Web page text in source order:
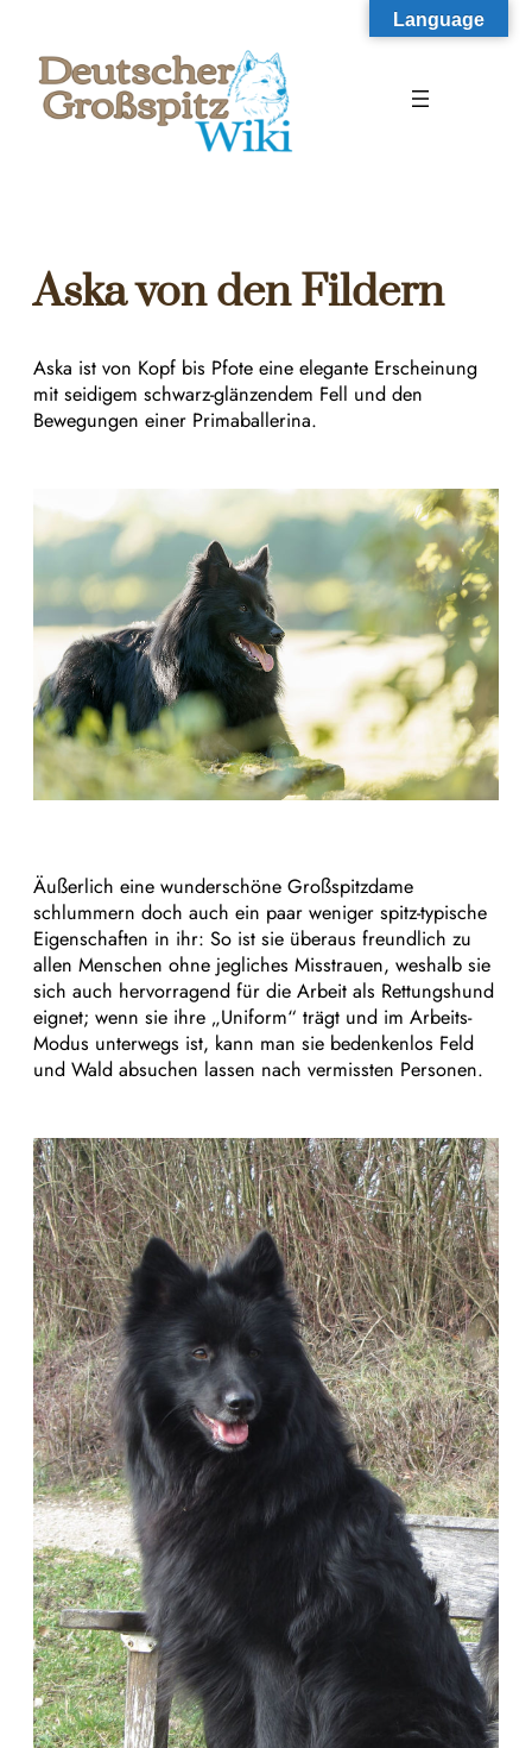
springen
Aska von den Fildern
Aska ist von Kopf bis Pfote eine elegante Erscheinung
mit seidigem schwarz-glänzendem Fell und den
Bewegungen einer Primaballerina.
Äußerlich eine wunderschöne Großspitzdame
schlummern doch auch ein paar weniger spitz-typische
Eigenschaften in ihr: So ist sie überaus freundlich zu
allen Menschen ohne jegliches Misstrauen, weshalb sie
sich auch hervorragend für die Arbeit als Rettungshund
eignet; wenn sie ihre „Uniform“ trägt und im Arbeits-
Modus unterwegs ist, kann man sie bedenkenlos Feld
und Wald absuchen lassen nach vermissten Personen.
Language